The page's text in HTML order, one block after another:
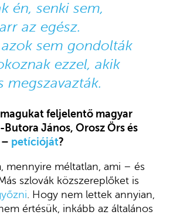
én, senki sem,
az egész.
sem gondolták
ezzel, akik
megszavazták.
feljelentő magyar
János, Orosz Örs és
– petícióját?
mennyire méltatlan, ami – és
szlovák közszereplőket is
. Hogy nem lettek annyian,
értésük, inkább az általános